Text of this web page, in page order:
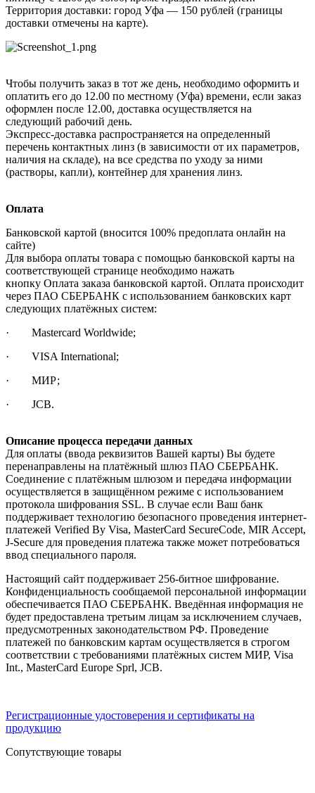
Территория доставки: город Уфа — 150 рублей (границы
доставки отмечены на карте).
Чтобы получить заказ в тот же день, необходимо оформить и
оплатить его до 12.00 по местному (Уфа) времени, если заказ
оформлен после 12.00, доставка осуществляется на
следующий рабочий день.
Экспресс-доставка распространяется на определенный
перечень контактных линз (в зависимости от их параметров,
наличия на складе), на все средства по уходу за ними
(растворы, капли), контейнер для хранения линз.
Оплата
Банковской картой (вносится 100% предоплата онлайн на
сайте)
Для выбора оплаты товара с помощью банковской карты на
соответствующей странице необходимо нажать
кнопку Оплата заказа банковской картой. Оплата происходит
через ПАО СБЕРБАНК с использованием банковских карт
следующих платёжных систем:
· Mastercard Worldwide;
· VISA International;
· МИР;
· JCB.
Описание процесса передачи данных
Для оплаты (ввода реквизитов Вашей карты) Вы будете
перенаправлены на платёжный шлюз ПАО СБЕРБАНК.
Соединение с платёжным шлюзом и передача информации
осуществляется в защищённом режиме с использованием
протокола шифрования SSL. В случае если Ваш банк
поддерживает технологию безопасного проведения интернет-
платежей Verified By Visa, MasterCard SecureCode, MIR Accept,
J-Secure для проведения платежа также может потребоваться
ввод специального пароля.
Настоящий сайт поддерживает 256-битное шифрование.
Конфиденциальность сообщаемой персональной информации
обеспечивается ПАО СБЕРБАНК. Введённая информация не
будет предоставлена третьим лицам за исключением случаев,
предусмотренных законодательством РФ. Проведение
платежей по банковским картам осуществляется в строгом
соответствии с требованиями платёжных систем МИР, Visa
Int., MasterCard Europe Sprl, JCB.
Регистрационные удостоверения и сертификаты на
продукцию
Сопутствующие товары